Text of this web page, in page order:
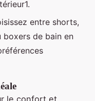
entre shorts,
boxers de bain en
le confort et